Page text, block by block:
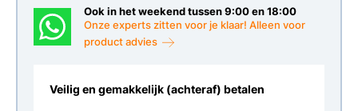
Ook in het weekend tussen 9:00 en 18:00
Onze experts zitten voor je klaar! Alleen voor
product advies
Veilig en gemakkelijk (achteraf) betalen